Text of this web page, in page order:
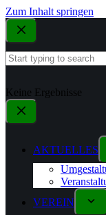
Zum Inhalt springen
Keine Ergebnisse
AKTUELLES
VEREIN